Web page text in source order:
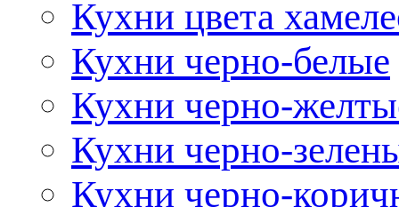
Кухни цвета
Кухни черно-белые
Кухни черно-
Кухни черно-
Кухни черно-